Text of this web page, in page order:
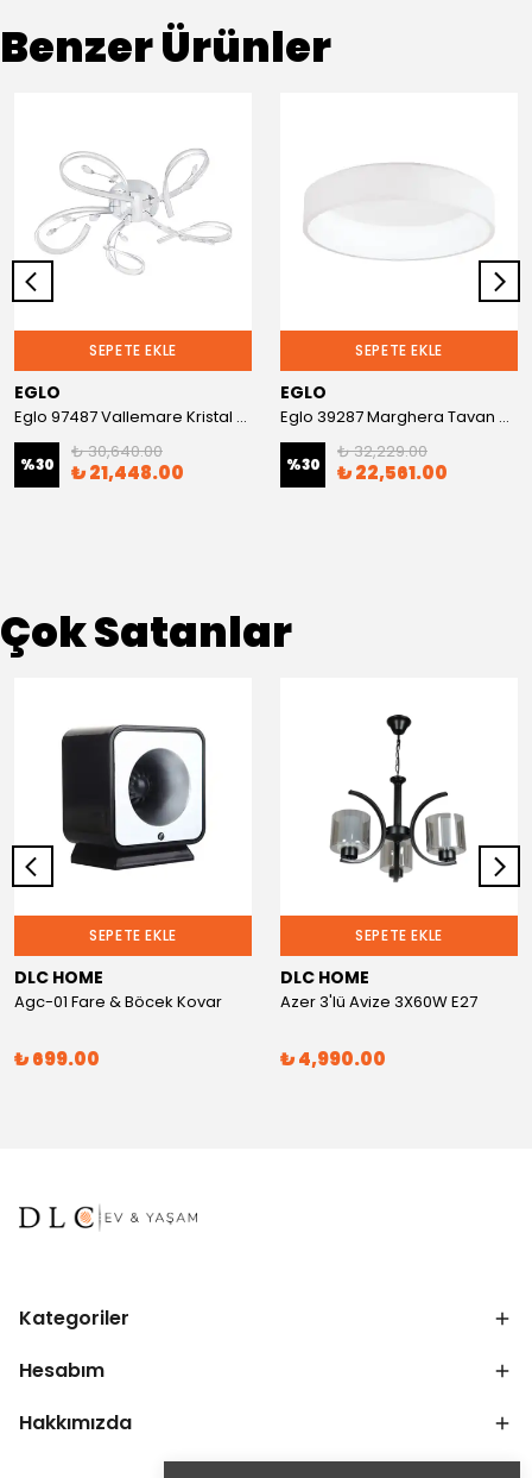
Benzer Ürünler
SEPETE EKLE
EGLO
Eglo 97487 Vallemare Kristal Taşlı Tavan Armatürü
%30
₺ 30,640.00
₺ 21,448.00
SEPETE EKLE
EGLO
Eglo 39287 Marghera Tavan Armatürü
%30
₺ 32,229.00
₺ 22,561.00
Çok Satanlar
SEPETE EKLE
DLC HOME
Agc-01 Fare & Böcek Kovar
₺ 699.00
SEPETE EKLE
DLC HOME
Azer 3'lü Avize 3X60W E27
₺ 4,990.00
Kategoriler
Hesabım
Hakkımızda